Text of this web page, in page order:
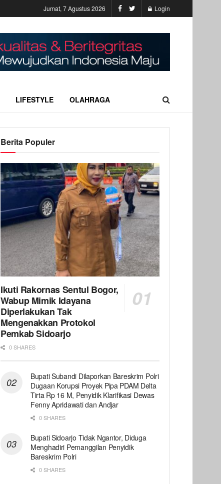
Jumat, 7 Agustus 2026 Login
LIFESTYLE OLAHRAGA
Berita Populer
Ikuti Rakornas Sentul Bogor,
Wabup Mimik Idayana
Diperlakukan Tak
Mengenakkan Protokol
Pemkab Sidoarjo
0 SHARES
Bupati Subandi Dilaporkan Bareskrim Polri
Dugaan Korupsi Proyek Pipa PDAM Delta
Tirta Rp 16 M, Penyidik Klarifikasi Dewas
Fenny Apridawati dan Andjar
0 SHARES
Bupati Sidoarjo Tidak Ngantor, Diduga
Menghadiri Pemanggilan Penyidik
Bareskrim Polri
0 SHARES